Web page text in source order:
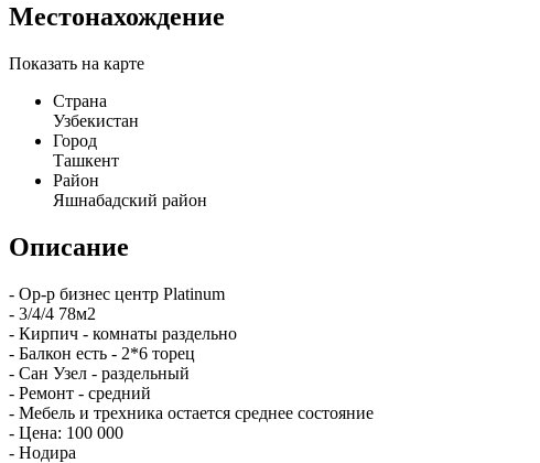
Местонахождение
Показать на карте
Страна
Узбекистан
Город
Ташкент
Район
Яшнабадский район
Описание
- Ор-р бизнес центр Platinum
- 3/4/4 78м2
- Кирпич - комнаты раздельно
- Балкон есть - 2*6 торец
- Сан Узел - раздельный
- Ремонт - средний
- Мебель и трехника остается среднее состояние
- Цена: 100 000
- Нодира